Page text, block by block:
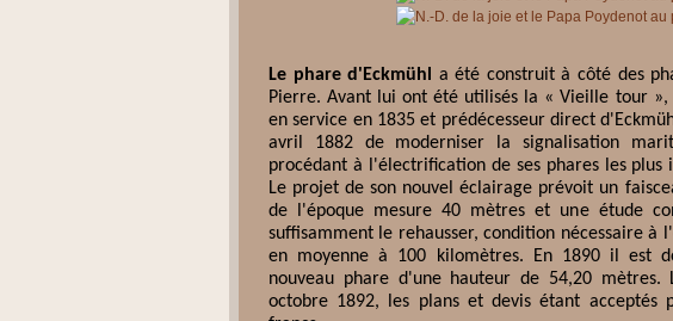
Le phare d'Eckmühl
a été construit à côté des
Pierre. Avant lui ont été utilisés la « Vieille tour
en service en 1835 et prédécesseur direct
avril 1882 de moderniser la signalisation
procédant à l'électrification de ses phares les
Le projet de son nouvel éclairage prévoit un
de l'époque mesure 40 mètres et une étude
suffisamment le rehausser, condition nécessaire
en moyenne à 100 kilomètres. En 1890 il est
nouveau phare d'une hauteur de 54,20
octobre 1892, les plans et devis étant acceptés